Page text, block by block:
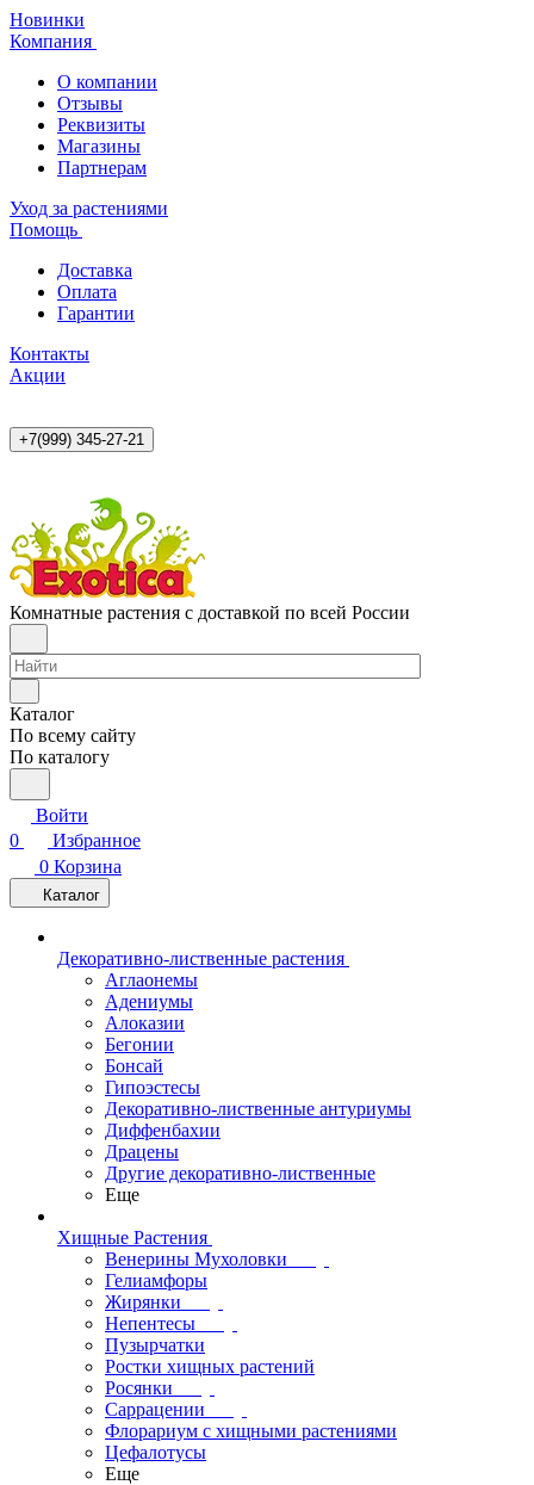
Новинки
Компания
О компании
Отзывы
Реквизиты
Магазины
Партнерам
Уход за растениями
Помощь
Доставка
Оплата
Гарантии
Контакты
Акции
+7(999) 345-27-21
Комнатные растения с доставкой по всей России
Каталог
По всему сайту
По каталогу
Войти
0
Избранное
0 Корзина
Каталог
Декоративно-лиственные растения
Аглаонемы
Адениумы
Алоказии
Бегонии
Бонсай
Гипоэстесы
Декоративно-лиственные антуриумы
Диффенбахии
Драцены
Другие декоративно-лиственные
Еще
Хищные Растения
Венерины Мухоловки
Гелиамфоры
Жирянки
Непентесы
Пузырчатки
Ростки хищных растений
Росянки
Саррацении
Флорариум с хищными растениями
Цефалотусы
Еще